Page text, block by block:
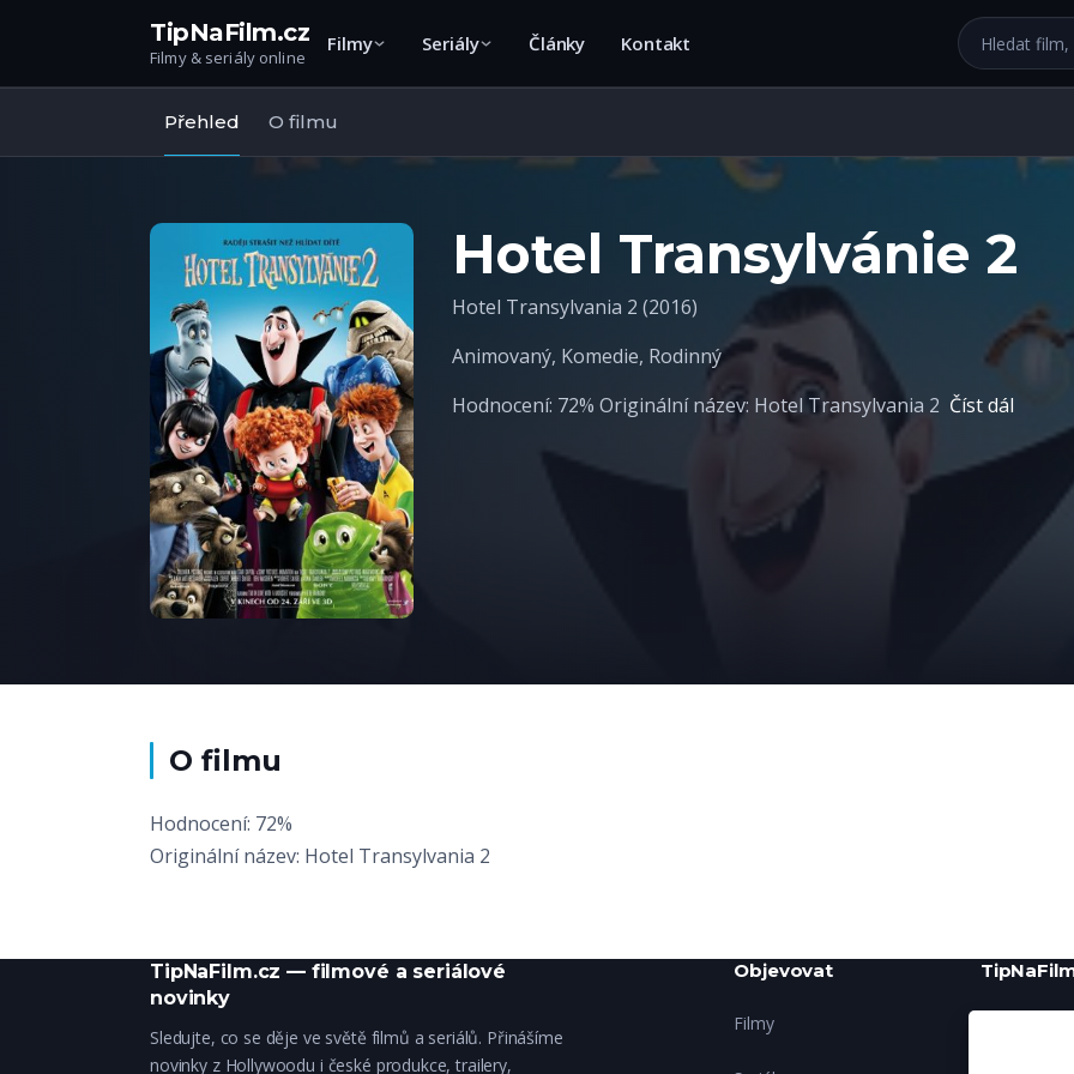
TipNaFilm.cz
Filmy & seriály online
Filmy Seriály Články Kontakt Hledat na
Přehled O filmu
Hotel Transylvánie 2
Hotel Transylvania 2 (2016)
Animovaný, Komedie, Rodinný
Hodnocení: 72% Originální název: Hotel Transylvania 2 Číst dál
O filmu
Hodnocení: 72%
Originální název: Hotel Transylvania 2
TipNaFilm.cz — filmové a seriálové
novinky
Sledujte, co se děje ve světě filmů a seriálů. Přinášíme
novinky z Hollywoodu i české produkce, trailery,
Objevovat
Filmy